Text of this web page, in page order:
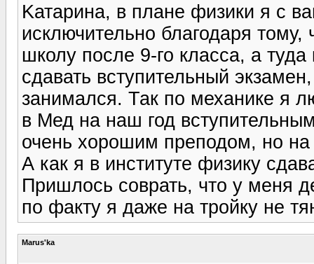
Kатарина, в плане физики я с
исключительно благодаря
школу после 9-го класса, а
сдавать вступительный
занимался. Так по механике я
в Мед на наш год
очень хорошим преподом, но
А как я в институте физику
Пришлось соврать, что у меня
по факту я даже на тройку не
Marus'ka